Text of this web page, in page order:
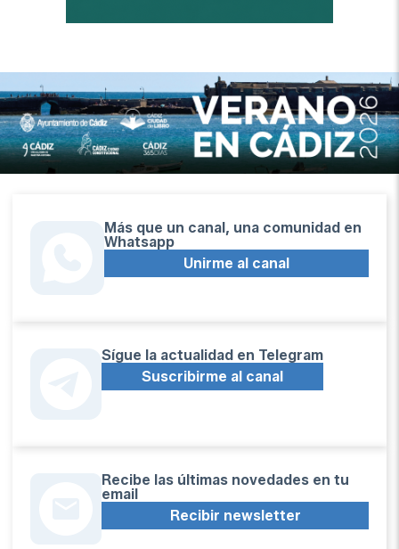
Más que un canal, una comunidad en
Whatsapp
Unirme al canal
Sígue la actualidad en Telegram
Suscribirme al canal
Recibe las últimas novedades en tu
email
Recibir newsletter